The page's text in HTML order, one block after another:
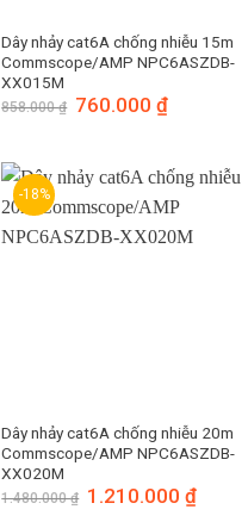
Dây nhảy cat6A chống nhiễu 15m
Commscope/AMP NPC6ASZDB-
XX015M
858.000₫ Giá
gốc
760.000 ₫Giá
760.000 ₫.
-18%
Dây nhảy cat6A chống nhiễu 20m
Commscope/AMP NPC6ASZDB-
XX020M
1.480.000₫ Giá
gốc
1.210.000 ₫Giá